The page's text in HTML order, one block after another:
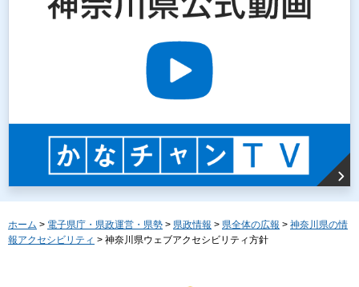
ホーム > 電子県庁・県政運営・県勢 > 県政情報 > 県全体の広報 > 神奈川県の情
報アクセシビリティ > 神奈川県ウェブアクセシビリティ方針